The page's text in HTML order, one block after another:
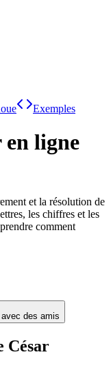
Exemples
en ligne
et la résolution de
les chiffres et les
comment
des amis
César